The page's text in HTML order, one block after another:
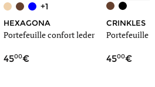
+1
HEXAGONA
Portefeuille confort leder
4500
CRINKLES
Portefeuille
4500